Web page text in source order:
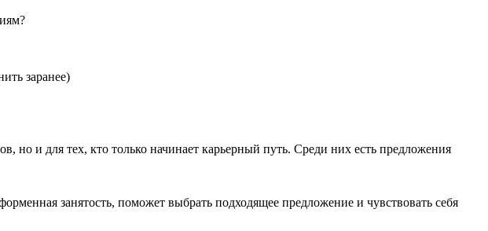
заранее)
и для тех, кто только начинает карьерный путь. Среди них есть предложения
занятость, поможет выбрать подходящее предложение и чувствовать себя